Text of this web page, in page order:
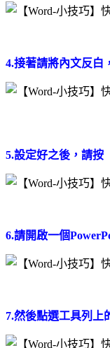
4.接著請將內文反白
5.設定好之後，請按
6.請開啟一個
7.然後點選工具列上